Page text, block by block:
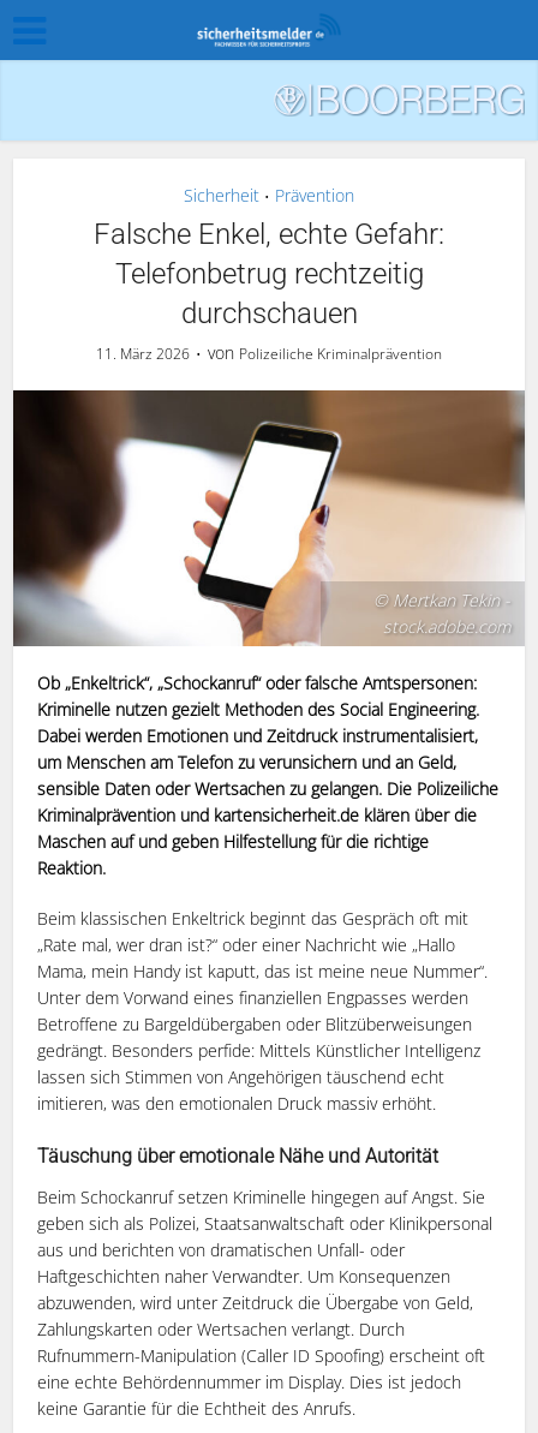
Sicherheit • Prävention
Falsche Enkel, echte Gefahr:
Telefonbetrug rechtzeitig
durchschauen
11. März 2026 von Polizeiliche Kriminalprävention
© Mertkan Tekin -
stock.adobe.com
Ob „Enkeltrick“, „Schockanruf“ oder falsche Amtspersonen:
Kriminelle nutzen gezielt Methoden des Social Engineering.
Dabei werden Emotionen und Zeitdruck instrumentalisiert,
um Menschen am Telefon zu verunsichern und an Geld,
sensible Daten oder Wertsachen zu gelangen. Die Polizeiliche
Kriminalprävention und kartensicherheit.de klären über die
Maschen auf und geben Hilfestellung für die richtige
Reaktion.
Beim klassischen Enkeltrick beginnt das Gespräch oft mit
„Rate mal, wer dran ist?“ oder einer Nachricht wie „Hallo
Mama, mein Handy ist kaputt, das ist meine neue Nummer“.
Unter dem Vorwand eines finanziellen Engpasses werden
Betroffene zu Bargeldübergaben oder Blitzüberweisungen
gedrängt. Besonders perfide: Mittels Künstlicher Intelligenz
lassen sich Stimmen von Angehörigen täuschend echt
imitieren, was den emotionalen Druck massiv erhöht.
Täuschung über emotionale Nähe und Autorität
Beim Schockanruf setzen Kriminelle hingegen auf Angst. Sie
geben sich als Polizei, Staatsanwaltschaft oder Klinikpersonal
aus und berichten von dramatischen Unfall- oder
Haftgeschichten naher Verwandter. Um Konsequenzen
abzuwenden, wird unter Zeitdruck die Übergabe von Geld,
Zahlungskarten oder Wertsachen verlangt. Durch
Rufnummern-Manipulation (Caller ID Spoofing) erscheint oft
eine echte Behördennummer im Display. Dies ist jedoch
keine Garantie für die Echtheit des Anrufs.